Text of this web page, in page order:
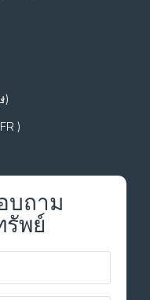
)
)
บถาม
พย์